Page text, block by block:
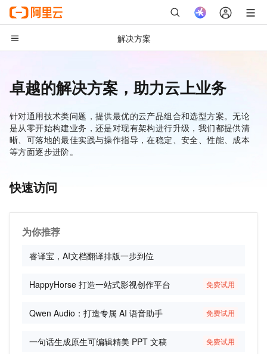
解决方案
解决方案首页
AI
模型推理与调用
模型训练与部署
互联网应用开发
短视频与直播
应用架构
数据分析与智能应用
数据处理与计算引擎
卓越的解决方案，助力云上业务
针对通用技术类问题，提供最优的云产品组合和选型方案。无论
是从零开始构建业务，还是对现有架构进行升级，我们都提供清
晰、可落地的最佳实践与操作指导，在稳定、安全、性能、成本
等方面逐步进阶。
快速访问
为你推荐
睿译宝，AI文档翻译排版一步到位
HappyHorse 打造一站式影视创作平台 免费试用
Qwen Audio：打造专属 AI 语音助手 免费试用
一句话生成原生可编辑精美 PPT 文稿 免费试用